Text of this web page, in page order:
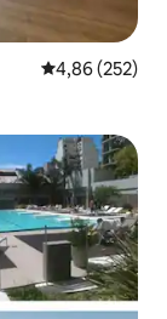
4,86 de uma
4,86 (252)